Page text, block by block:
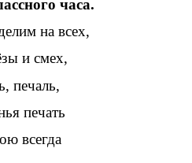
часа.
на всех,
и смех,
печаль,
печать
всегда